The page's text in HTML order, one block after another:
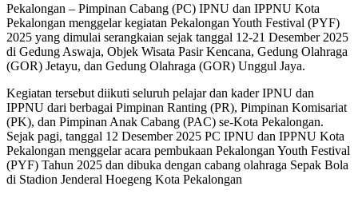
Pekalongan – Pimpinan Cabang (PC) IPNU dan IPPNU Kota
Pekalongan menggelar kegiatan Pekalongan Youth Festival (PYF)
2025 yang dimulai serangkaian sejak tanggal 12-21 Desember 2025
di Gedung Aswaja, Objek Wisata Pasir Kencana, Gedung Olahraga
(GOR) Jetayu, dan Gedung Olahraga (GOR) Unggul Jaya.
Kegiatan tersebut diikuti seluruh pelajar dan kader IPNU dan
IPPNU dari berbagai Pimpinan Ranting (PR), Pimpinan Komisariat
(PK), dan Pimpinan Anak Cabang (PAC) se-Kota Pekalongan.
Sejak pagi, tanggal 12 Desember 2025 PC IPNU dan IPPNU Kota
Pekalongan menggelar acara pembukaan Pekalongan Youth Festival
(PYF) Tahun 2025 dan dibuka dengan cabang olahraga Sepak Bola
di Stadion Jenderal Hoegeng Kota Pekalongan